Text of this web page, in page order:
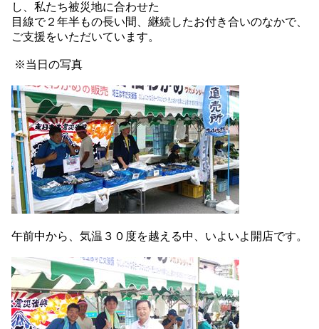
し、私たち被災地に合わせた
目線で２年半もの長い間、継続したお付き合いのなかで、
ご支援をいただいています。
※当日の写真
午前中から、気温３０度を越える中、いよいよ開店です。